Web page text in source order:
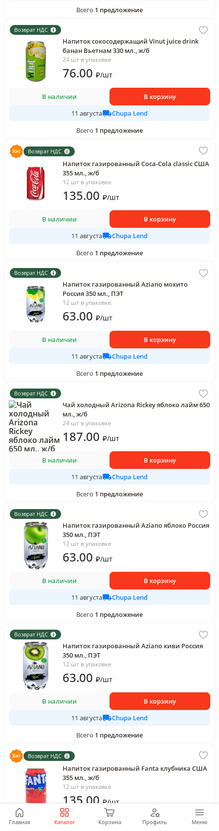
Главная Каталог Корзина Профиль Меню
Всего 1 предложение
Возврат НДС
Напиток сокосодержащий Vinut juice drink
банан Вьетнам 330 мл., ж/б
24 шт в упаковке
76.00 ₽/шт
В наличии
В корзину
11 августа
Chupa Lend
Всего 1 предложение
Возврат НДС
Напиток газированный Coca-Cola classic США
355 мл., ж/б
12 шт в упаковке
135.00 ₽/шт
В наличии
В корзину
11 августа
Chupa Lend
Всего 1 предложение
Возврат НДС
Напиток газированный Aziano мохито
Россия 350 мл., ПЭТ
12 шт в упаковке
63.00 ₽/шт
В наличии
В корзину
11 августа
Chupa Lend
Всего 1 предложение
Возврат НДС
Чай холодный Arizona Rickey яблоко лайм 650
мл., ж/б
24 шт в упаковке
187.00 ₽/шт
В наличии
В корзину
11 августа
Chupa Lend
Всего 1 предложение
Возврат НДС
Напиток газированный Aziano яблоко Россия
350 мл., ПЭТ
12 шт в упаковке
63.00 ₽/шт
В наличии
В корзину
11 августа
Chupa Lend
Всего 1 предложение
Возврат НДС
Напиток газированный Aziano киви Россия
350 мл., ПЭТ
12 шт в упаковке
63.00 ₽/шт
В наличии
В корзину
11 августа
Chupa Lend
Всего 1 предложение
Возврат НДС
Напиток газированный Fanta клубника США
355 мл., ж/б
12 шт в упаковке
135.00 ₽/шт
В наличии В корзину